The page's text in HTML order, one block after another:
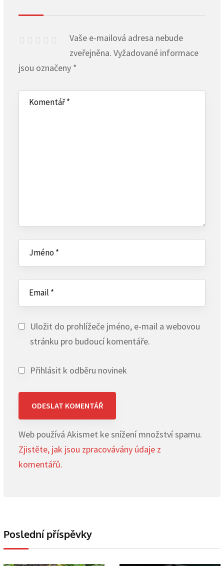
Vaše e-mailová adresa nebude
zveřejněna. Vyžadované informace
jsou označeny *
Uložit do prohlížeče jméno, e-mail a webovou
stránku pro budoucí komentáře.
Přihlásit k odběru novinek
Web používá Akismet ke snížení množství spamu.
Zjistěte, jak jsou zpracovávány údaje z
komentářů.
Poslední příspěvky